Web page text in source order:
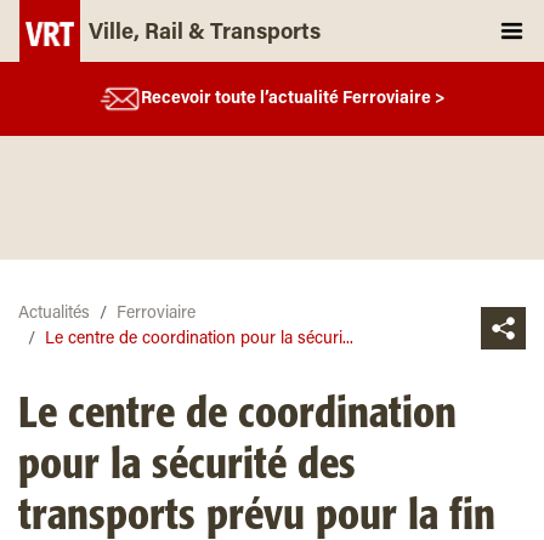
Ville, Rail & Transports
Recevoir toute l’actualité Ferroviaire >
Actualités
Ferroviaire
Le centre de coordination pour la sécuri...
Le centre de coordination
pour la sécurité des
transports prévu pour la fin